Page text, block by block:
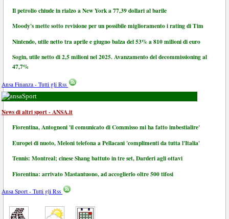
Il petrolio chiude in rialzo a New York a 77,39 dollari al barile
Moody's mette sotto revisione per un possibile miglioramento i rating di Tim
Nintendo, utile netto tra aprile e giugno balza del 53% a 810 milioni di euro
Sogin, utile netto di 2,5 milioni nel 2025. Avanzamento del decommissioning al
47,7%
Ansa Finanza - Tutti gli Rss
Sport
News di altri sport - ANSA.it
Fiorentina, Antognoni 'il comunicato di Commisso mi ha fatto imbestialire'
Europei di nuoto, Meloni telefona a Pellacani 'complimenti da tutta l'Italia'
Tennis: Montreal; cinese Shang battuto in tre set, Darderi agli ottavi
Fiorentina: arrivato Mastantuono, ad accoglierlo oltre 500 tifosi
Ansa Sport - Tutti gli Rss